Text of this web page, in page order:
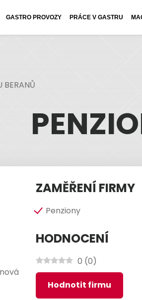
GASTRO PROVOZY PRÁCE V GASTRU
BERANŮ
ZAMĚŘENÍ FIRMY
Penziony
HODNOCENÍ
0 (0)
Hodnotit firmu